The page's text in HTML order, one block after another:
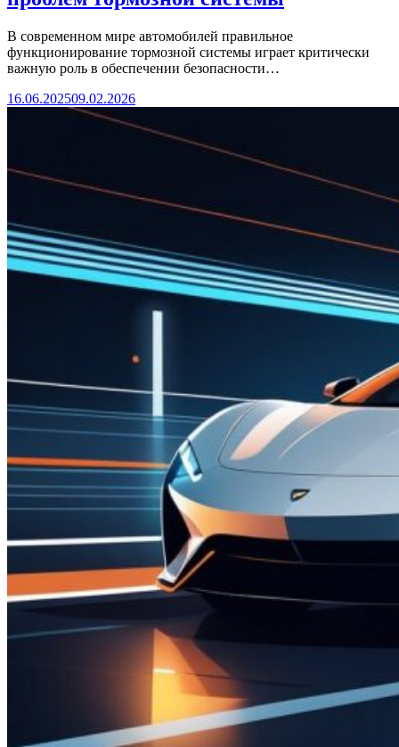
В современном мире автомобилей правильное
функционирование тормозной системы играет критически
важную роль в обеспечении безопасности…
16.06.202509.02.2026